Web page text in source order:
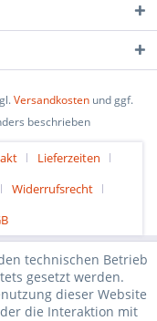
Versandkosten und ggf.
beschrieben
Lieferzeiten
Widerrufsrecht
technischen Betrieb
gesetzt werden.
dieser Website
die Interaktion mit